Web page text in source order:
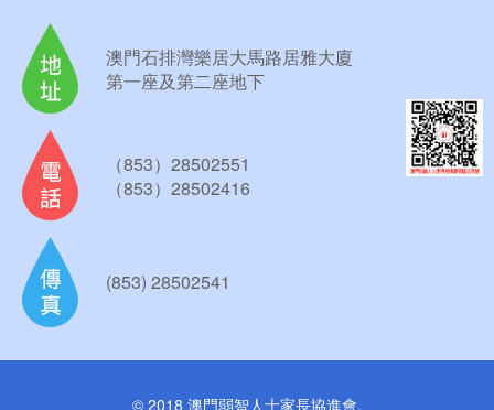
澳門石排灣樂居大馬路居雅大廈
第一座及第二座地下
（853）28502551
（853）28502416
(853) 28502541
© 2018 澳門弱智人士家長協進會.